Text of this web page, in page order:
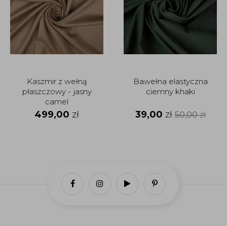
Kaszmir z wełną
płaszczowy - jasny
camel
499,00 zł
Bawełna elastyczna
ciemny khaki
39,00 zł 50,00zł